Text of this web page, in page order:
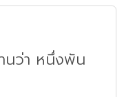
นว่า หนึ่งพัน